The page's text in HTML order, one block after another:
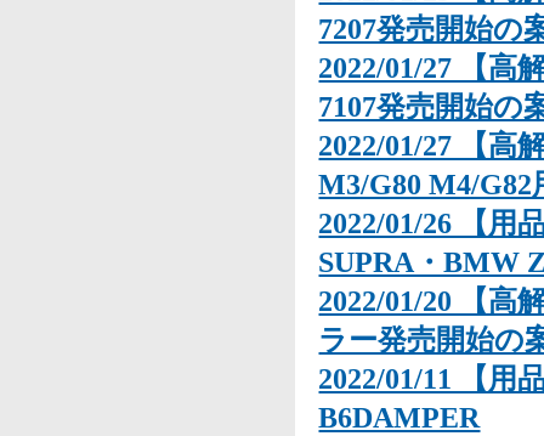
7207発売開始の
2022/01/27 【高
7107発売開始の
2022/01/27 【高
M3/G80 M4/
2022/01/26 【用
SUPRA・BMW
2022/01/20 【高
ラー発売開始の
2022/01/11 【用
B6DAMPER